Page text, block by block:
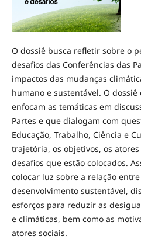
O dossiê busca refletir sobre o
desafios das Conferências das
impactos das mudanças
humano e sustentável. O
enfocam as temáticas em
Partes e que dialogam com
Educação, Trabalho, Ciência e
trajetória, os objetivos, os atores
desafios que estão colocados.
colocar luz sobre a relação
desenvolvimento sustentável,
esforços para reduzir as
e climáticas, bem como as
atores sociais.